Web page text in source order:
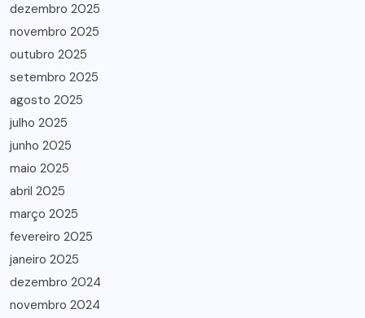
dezembro 2025
novembro 2025
outubro 2025
setembro 2025
agosto 2025
julho 2025
junho 2025
maio 2025
abril 2025
março 2025
fevereiro 2025
janeiro 2025
dezembro 2024
novembro 2024